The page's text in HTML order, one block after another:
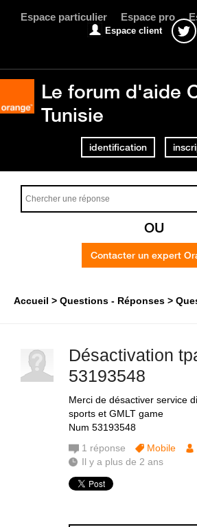
Espace particulier Espace pro
Espace client
Le forum d'aide
Tunisie
identification
OU
Contacter un expert
Accueil Questions - Réponses
Désactivation
53193548
Merci de désactiver service
sports et GMLT game
Num 53193548
1 réponse Mobile
Il y a plus de 2 ans